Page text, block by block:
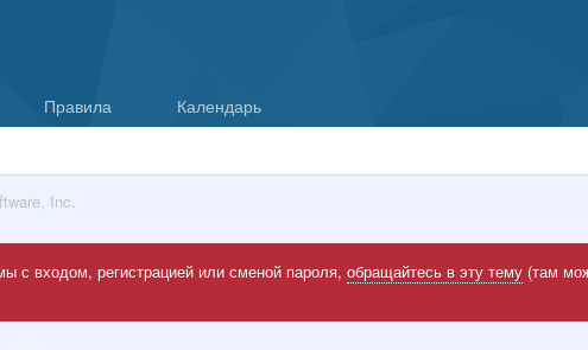
Правила Календарь
Inc.
с входом, регистрацией или сменой пароля, обращайтесь в эту тему(там